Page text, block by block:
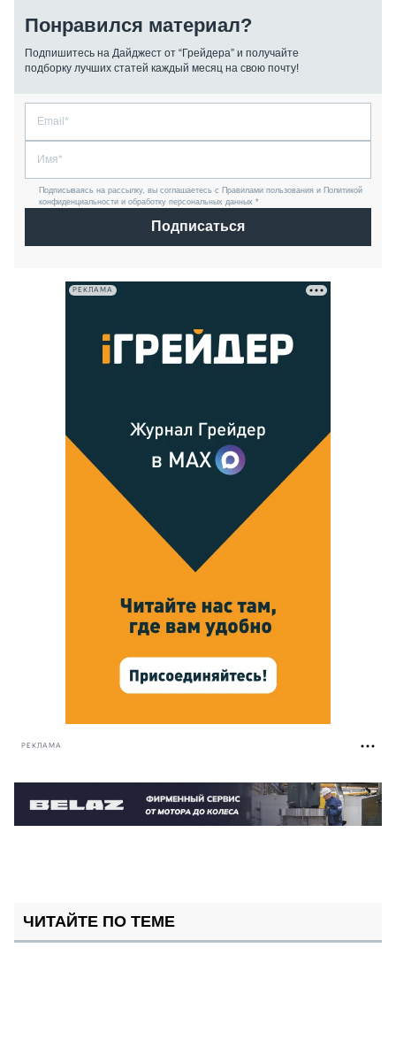
Понравился материал?
Подпишитесь на Дайджест от “Грейдера” и получайте
подборку лучших статей каждый месяц на свою почту!
Подписываясь на рассылку, вы соглашаетесь с Правилами пользования и Политикой
конфиденциальности и обработку персональных данных *
Подписаться
РЕКЛАМА
РЕКЛАМА
ЧИТАЙТЕ ПО ТЕМЕ